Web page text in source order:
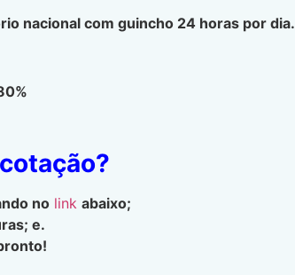
nacional com guincho 24 horas por dia.
no link abaixo;
e.